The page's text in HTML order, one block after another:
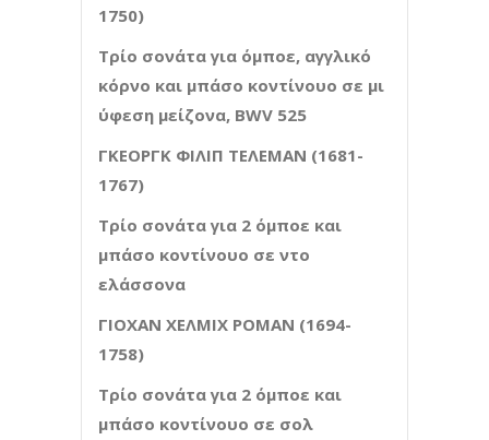
1750)
Τρίο σονάτα για όμποε, αγγλικό
κόρνο και μπάσο κοντίνουο σε μι
ύφεση μείζονα, BWV 525
ΓΚΕΟΡΓΚ ΦΙΛΙΠ ΤΕΛΕΜΑΝ (1681-
1767)
Τρίο σονάτα για 2 όμποε και
μπάσο κοντίνουο σε ντο
ελάσσονα
ΓΙΟΧΑΝ ΧΕΛΜΙΧ ΡΟΜΑΝ (1694-
1758)
Τρίο σονάτα για 2 όμποε και
μπάσο κοντίνουο σε σολ